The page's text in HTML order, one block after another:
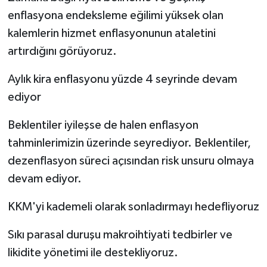
enflasyona endeksleme eğilimi yüksek olan
kalemlerin hizmet enflasyonunun ataletini
artırdığını görüyoruz.
Aylık kira enflasyonu yüzde 4 seyrinde devam
ediyor
Beklentiler iyileşse de halen enflasyon
tahminlerimizin üzerinde seyrediyor. Beklentiler,
dezenflasyon süreci açısından risk unsuru olmaya
devam ediyor.
KKM'yi kademeli olarak sonladırmayı hedefliyoruz
Sıkı parasal duruşu makroihtiyati tedbirler ve
likidite yönetimi ile destekliyoruz.